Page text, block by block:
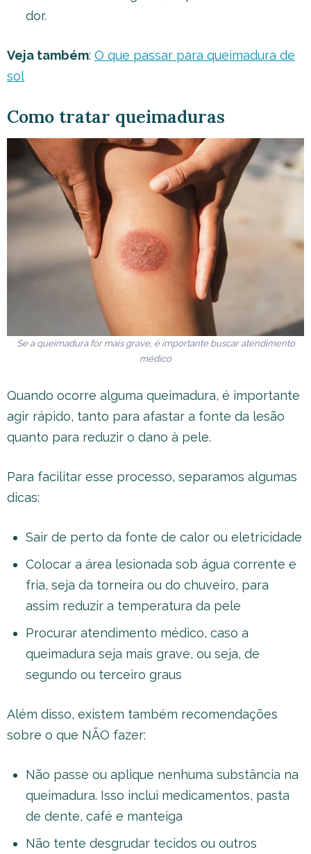
dor.
Veja também: O que passar para queimadura de
sol
Como tratar queimaduras
Se a queimadura for mais grave, é importante buscar atendimento
médico
Quando ocorre alguma queimadura, é importante
agir rápido, tanto para afastar a fonte da lesão
quanto para reduzir o dano à pele.
Para facilitar esse processo, separamos algumas
dicas:
Sair de perto da fonte de calor ou eletricidade
Colocar a área lesionada sob água corrente e
fria, seja da torneira ou do chuveiro, para
assim reduzir a temperatura da pele
Procurar atendimento médico, caso a
queimadura seja mais grave, ou seja, de
segundo ou terceiro graus
Além disso, existem também recomendações
sobre o que NÃO fazer:
Não passe ou aplique nenhuma substância na
queimadura. Isso inclui medicamentos, pasta
de dente, café e manteiga
Não tente desgrudar tecidos ou outros